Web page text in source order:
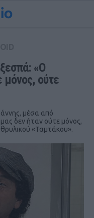
«Ο
μόνος, ούτε
μέσα από
δεν ήταν ούτε μόνος,
«Ταμτάκου».